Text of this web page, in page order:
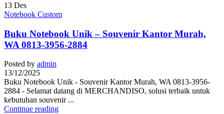
13 Des
Notebook Custom
Buku Notebook Unik – Souvenir Kantor Murah,
WA 0813-3956-2884
Posted by admin
13/12/2025
Buku Notebook Unik - Souvenir Kantor Murah, WA 0813-3956-
2884 - Selamat datang di MERCHANDISO, solusi terbaik untuk
kebutuhan souvenir ...
Continue reading